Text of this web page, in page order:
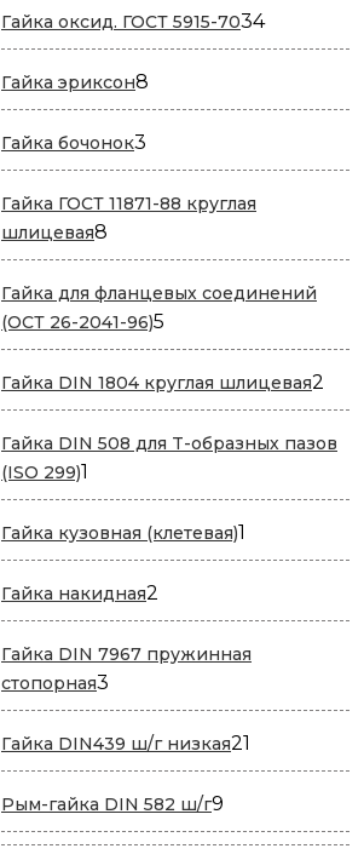
Гайка оксид. ГОСТ 5915-703434
товара
Гайка эриксон8
товаров
Гайка бочонок3
товара
Гайка ГОСТ 11871-88 круглая
шлицевая8
товаров
Гайка для фланцевых соединений
(ОСТ 26-2041-96)5
товаров
Гайка DIN 1804 круглая шлицевая2
Гайка DIN 508 для T-образных пазов
(ISO 299)1
товар
Гайка кузовная (клетевая)1
товар
Гайка накидная2
товара
Гайка DIN 7967 пружинная
стопорная3
товара
Гайка DIN439 ш/г низкая21
товар
Рым-гайка DIN 582 ш/г9
товаров